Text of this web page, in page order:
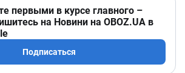
первыми в курсе главного –
на Новини на OBOZ.UA в
Подписаться